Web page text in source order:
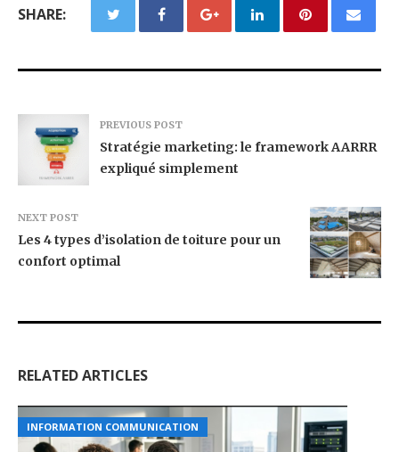
SHARE:
PREVIOUS POST
Stratégie marketing: le framework AARRR
expliqué simplement
NEXT POST
Les 4 types d’isolation de toiture pour un
confort optimal
RELATED ARTICLES
INFORMATION COMMUNICATION